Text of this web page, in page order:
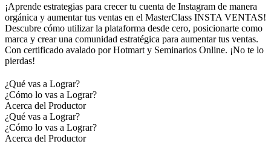
¡Aprende estrategias para crecer tu cuenta de Instagram de manera
orgánica y aumentar tus ventas en el MasterClass INSTA VENTAS!
Descubre cómo utilizar la plataforma desde cero, posicionarte como
marca y crear una comunidad estratégica para aumentar tus ventas.
Con certificado avalado por Hotmart y Seminarios Online. ¡No te lo
pierdas!
¿Qué vas a Lograr?
¿Cómo lo vas a Lograr?
Acerca del Productor
¿Qué vas a Lograr?
¿Cómo lo vas a Lograr?
Acerca del Productor